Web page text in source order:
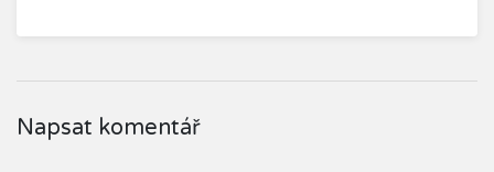
Napsat komentář